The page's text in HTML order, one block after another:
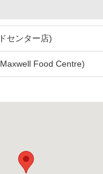
センター店)
Food Centre)